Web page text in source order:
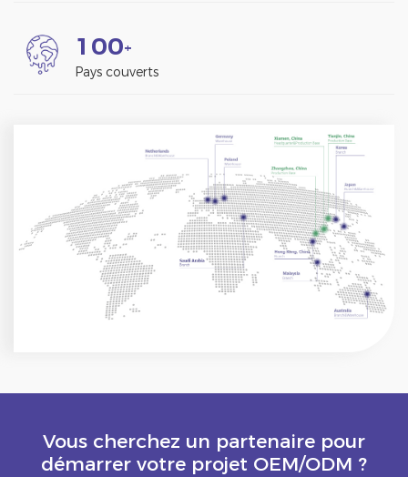
1 00+
Pays couverts
Vous cherchez un partenaire pour
démarrer votre projet OEM/ODM ?